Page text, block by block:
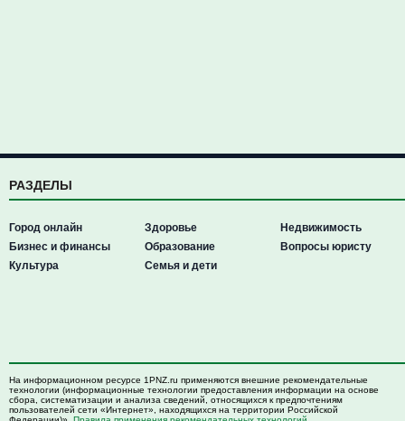
РАЗДЕЛЫ
Город онлайн
Бизнес и финансы
Культура
Здоровье
Образование
Семья и дети
Недвижимость
Вопросы юристу
На информационном ресурсе 1PNZ.ru применяются внешние рекомендательные
технологии (информационные технологии предоставления информации на основе
сбора, систематизации и анализа сведений, относящихся к предпочтениям
пользователей сети «Интернет», находящихся на территории Российской